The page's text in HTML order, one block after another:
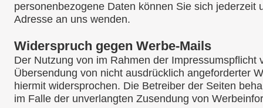
personenbezogene Daten können Sie sich jederzeit
Adresse an uns wenden.
Widerspruch gegen Werbe-Mails
Der Nutzung von im Rahmen der Impressumspflicht
Übersendung von nicht ausdrücklich angeforderter
hiermit widersprochen. Die Betreiber der Seiten
im Falle der unverlangten Zusendung von